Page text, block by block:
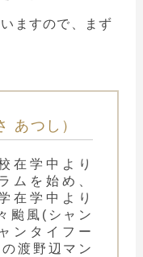
ますので、まず
あつし）
在学中より
ムを始め、
在学中より
颱風(シャン
ンタイフー
渡野辺マン